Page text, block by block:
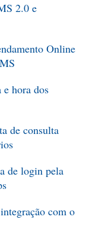
2.0 e
Online
hora dos
de consulta
de login pela
com o